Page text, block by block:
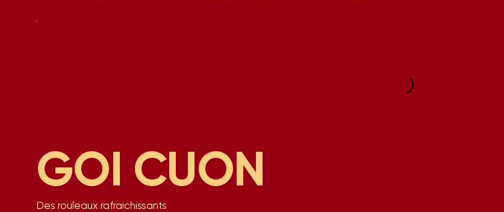
GOI CUON
Des rouleaux rafraichissants